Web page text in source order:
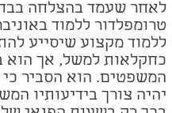
לאחר שעמד בהצלחה
טרומפלדור ללמוד
ללמוד מקצוע שיסייע
כחקלאות למשל, אך הוא
המשפטים. הוא הסביר כי
יהיה צורך בידיעותיו